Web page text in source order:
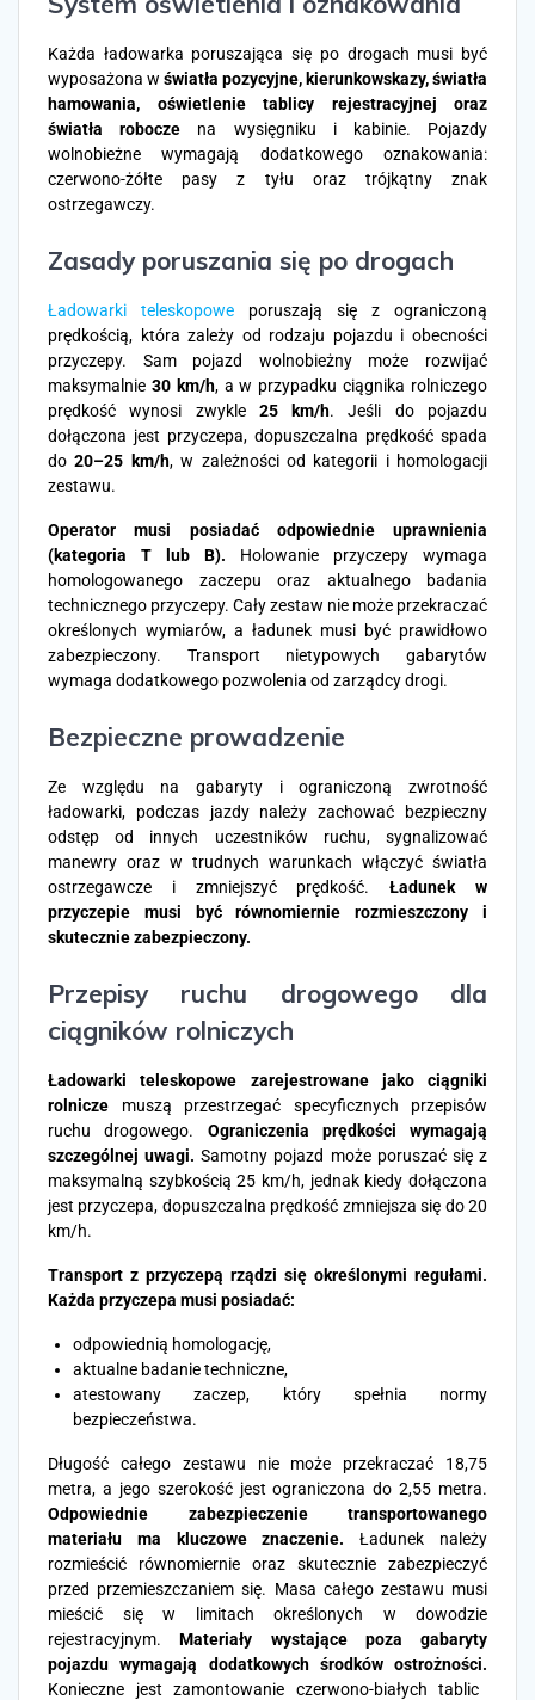
Każda ładowarka poruszająca się po drogach musi być
wyposażona w światła pozycyjne, kierunkowskazy, światła
hamowania, oświetlenie tablicy rejestracyjnej oraz
światła robocze na wysięgniku i kabinie. Pojazdy
wolnobieżne wymagają dodatkowego oznakowania:
czerwono-żółte pasy z tyłu oraz trójkątny znak
ostrzegawczy.
Zasady poruszania się po drogach
Ładowarki teleskopowe poruszają się z ograniczoną
prędkością, która zależy od rodzaju pojazdu i obecności
przyczepy. Sam pojazd wolnobieżny może rozwijać
maksymalnie 30 km/h, a w przypadku ciągnika rolniczego
prędkość wynosi zwykle 25 km/h. Jeśli do pojazdu
dołączona jest przyczepa, dopuszczalna prędkość spada
do20–25 km/h, w zależności od kategorii i homologacji
zestawu.
Operator musi posiadać odpowiednie uprawnienia
(kategoria T lub B). Holowanie przyczepy wymaga
homologowanego zaczepu oraz aktualnego badania
technicznego przyczepy. Cały zestaw nie może przekraczać
określonych wymiarów, a ładunek musi być prawidłowo
zabezpieczony. Transport nietypowych gabarytów
wymaga dodatkowego pozwolenia od zarządcy drogi.
Bezpieczne prowadzenie
Ze względu na gabaryty i ograniczoną zwrotność
ładowarki, podczas jazdy należy zachować bezpieczny
odstęp od innych uczestników ruchu, sygnalizować
manewry oraz w trudnych warunkach włączyć światła
ostrzegawcze i zmniejszyć prędkość.Ładunek w
przyczepie musi być równomiernie rozmieszczony i
skutecznie zabezpieczony.
Przepisy ruchu drogowego dla
ciągników rolniczych
Ładowarki teleskopowe zarejestrowane jako ciągniki
rolnicze muszą przestrzegać specyficznych przepisów
ruchu drogowego. Ograniczenia prędkości wymagają
szczególnej uwagi. Samotny pojazd może poruszać się z
maksymalną szybkością 25 km/h, jednak kiedy dołączona
jest przyczepa, dopuszczalna prędkość zmniejsza się do 20
km/h.
Transport z przyczepą rządzi się określonymi regułami.
Każda przyczepa musi posiadać:
odpowiednią homologację,
aktualne badanie techniczne,
atestowany zaczep, który spełnia normy
bezpieczeństwa.
Długość całego zestawu nie może przekraczać 18,75
metra, a jego szerokość jest ograniczona do 2,55 metra.
Odpowiednie zabezpieczenie transportowanego
materiału ma kluczowe znaczenie. Ładunek należy
rozmieścić równomiernie oraz skutecznie zabezpieczyć
przed przemieszczaniem się. Masa całego zestawu musi
mieścić się w limitach określonych w dowodzie
rejestracyjnym.Materiały wystające poza gabaryty
pojazdu wymagają dodatkowych środków ostrożności.
Konieczne jest zamontowanie czerwono-białych tablic